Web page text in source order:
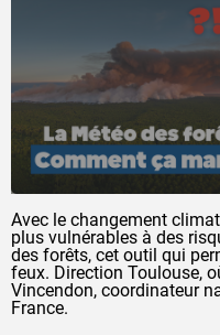
Avec le changement
plus vulnérables à des
des forêts, cet outil qui
feux. Direction Toulouse,
Vincendon, coordinateur
France.